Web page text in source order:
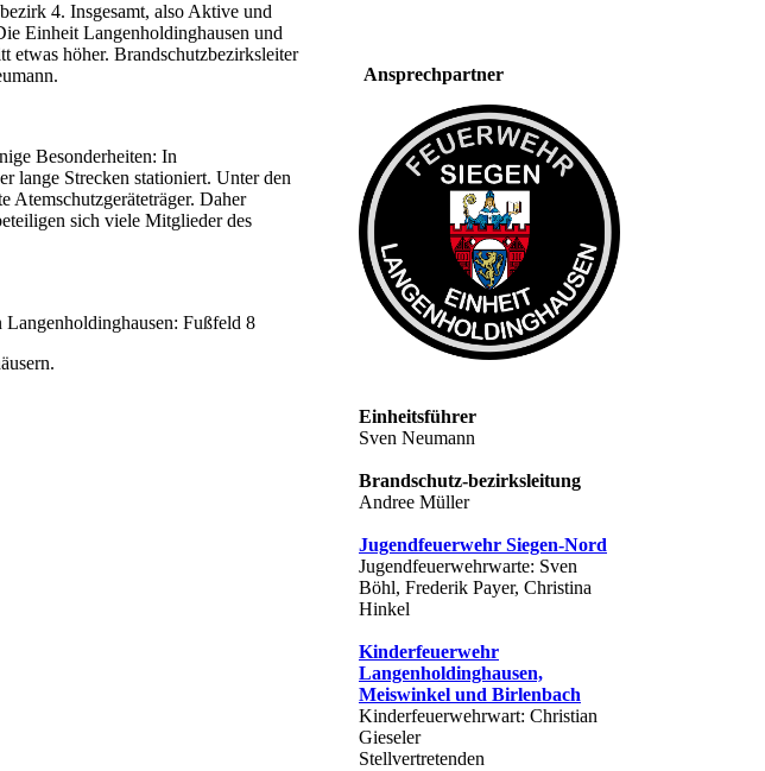
4. Insgesamt, also Aktive und
Einheit Langenholdinghausen und
etwas höher. Brandschutzbezirksleiter
Besonderheiten: In
lange Strecken stationiert. Unter den
Atemschutzgeräteträger. Daher
sich viele Mitglieder des
Langenholdinghausen: Fußfeld 8
Ansprechpartner
Einheitsführer
Sven Neumann
Brandschutz-bezirksleitung
Andree Müller
Jugendfeuerwehr Siegen-Nord
Jugendfeuerwehrwarte: Sven
Böhl, Frederik Payer, Christina
Hinkel
Kinderfeuerwehr
Langenholdinghausen,
Meiswinkel und Birlenbach
Kinderfeuerwehrwart: Christian
Gieseler
Stellvertretenden